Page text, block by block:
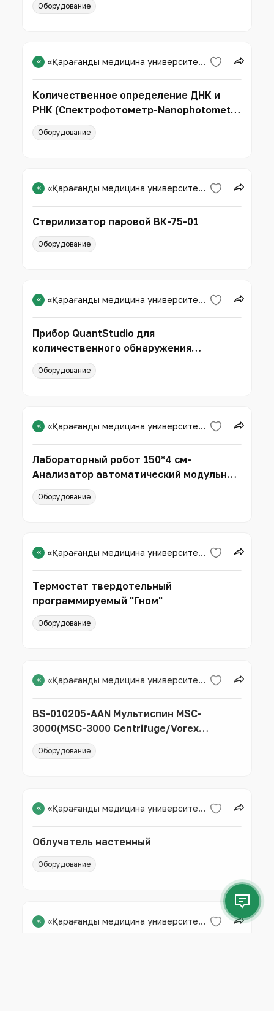
Оборудование
« «Қарағанды медицина университеті» КЕАҚ
Количественное определение ДНК и
РНК (Спектрофотометр-Nanophotometr
Оборудование
« «Қарағанды медицина университеті» КЕАҚ
Стерилизатор паровой ВК-75-01
Оборудование
« «Қарағанды медицина университеті» КЕАҚ
Прибор QuantStudio для
количественного обнаружения
продуктов полимеразной цепной
реакции (ПЦР) в реж
Оборудование
« «Қарағанды медицина университеті» КЕАҚ
Лабораторный робот 150*4 см-
Анализатор автоматический модульный
Freedom EVO-2 150/4 (TECAN Schweiz A
Оборудование
« «Қарағанды медицина университеті» КЕАҚ
Термостат твердотельный
программируемый "Гном"
Оборудование
«
BS-010205-AAN Мультиспин MSC-
3000(MSC-3000 Centrifuge/Vorex
Multispin)
Оборудование
«
Облучатель настенный
Оборудование
«